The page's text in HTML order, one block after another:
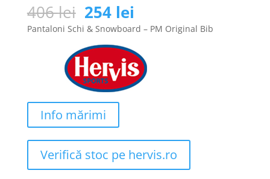
406lei Prețul
inițial
a
fost:
406 lei.
254 lei
curent
este:
254 lei.
Pantaloni Schi & Snowboard – PM Original Bib
Info mărimi
Verifică stoc pe hervis.ro